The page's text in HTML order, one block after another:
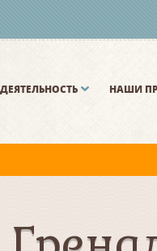
ДЕЯТЕЛЬНОСТЬ НАШИ